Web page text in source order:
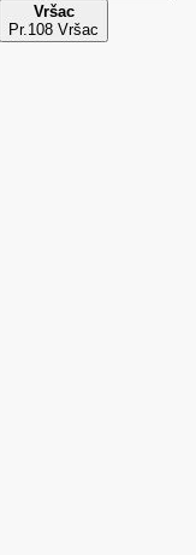
Vršac
Pr.108 Vršac